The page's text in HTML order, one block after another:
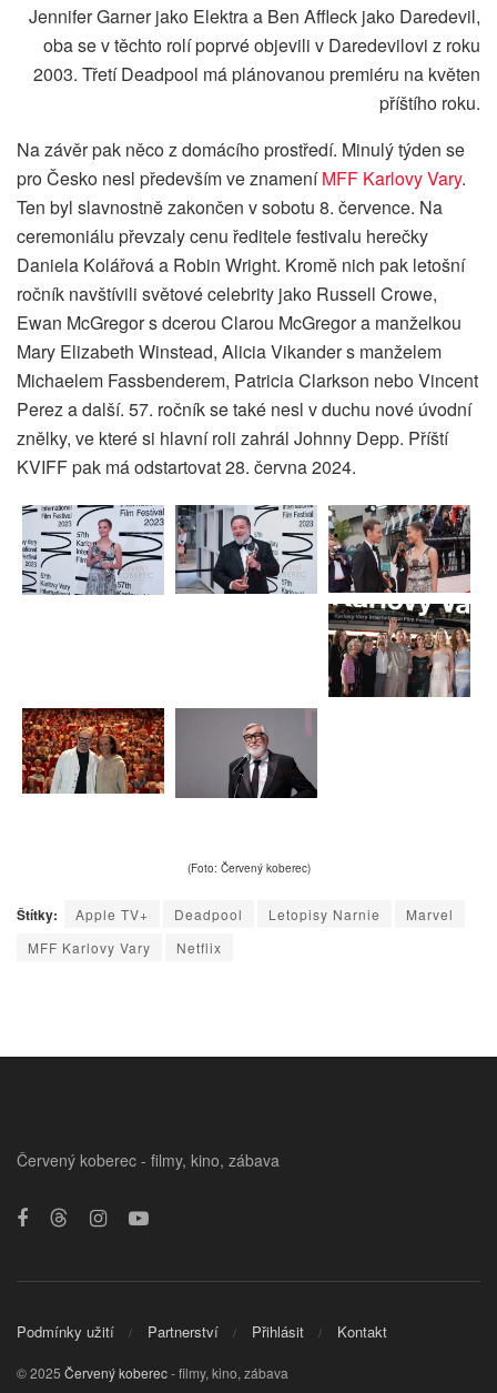
Jennifer Garner jako Elektra a Ben Affleck jako Daredevil,
oba se v těchto rolí poprvé objevili v Daredevilovi z roku
2003. Třetí Deadpool má plánovanou premiéru na květen
příštího roku.
Na závěr pak něco z domácího prostředí. Minulý týden se
pro Česko nesl především ve znameníMFF Karlovy Vary.
Ten byl slavnostně zakončen v sobotu 8. července. Na
ceremoniálu převzaly cenu ředitele festivalu herečky
Daniela Kolářová a Robin Wright. Kromě nich pak letošní
ročník navštívili světové celebrity jako Russell Crowe,
Ewan McGregor s dcerou Clarou McGregor a manželkou
Mary Elizabeth Winstead, Alicia Vikander s manželem
Michaelem Fassbenderem, Patricia Clarkson nebo Vincent
Perez a další. 57. ročník se také nesl v duchu nové úvodní
znělky, ve které si hlavní roli zahrál Johnny Depp. Příští
KVIFF pak má odstartovat 28. června 2024.
(Foto: Červený koberec)
Štítky: Apple TV+ Deadpool Letopisy Narnie
Marvel
MFF Karlovy Vary
Netflix
Červený koberec - filmy, kino, zábava
Podmínky užití Partnerství Přihlásit Kontakt
© 2025 Červený koberec- filmy, kino, zábava